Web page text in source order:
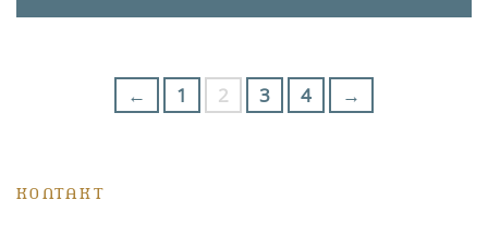
← 1 2 3 4 →
KONTAKT